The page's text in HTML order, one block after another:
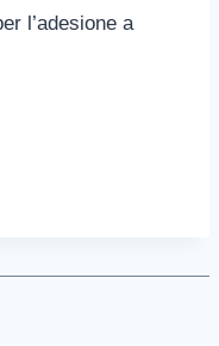
l’adesione a